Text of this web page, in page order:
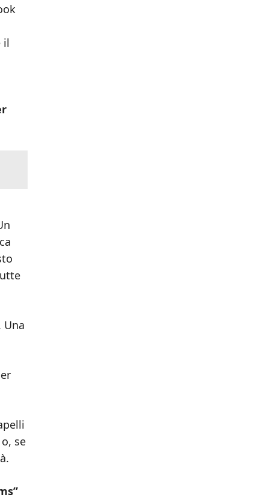
il
Una
se